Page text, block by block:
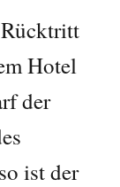
Hotel
der
ist der